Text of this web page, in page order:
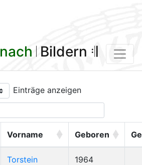
nach 𝄀 Bildern 𝄇
Einträge anzeigen
Vorname Geboren
Torstein 1964